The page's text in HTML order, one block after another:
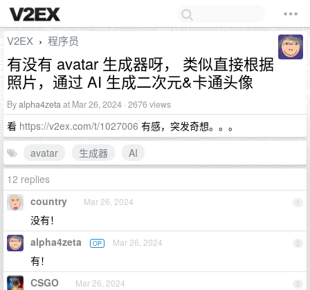
V2EX › 程序员
有没有 avatar 生成器呀， 类似直接根据
照片，通过 AI 生成二次元&卡通头像
Byalpha4zetaat Mar 26, 2024 · 2676 views
看 https://v2ex.com/t/1027006 有感，突发奇想。。。
avatar
生成器
AI
12 replies
1
country Mar 26, 2024
没有！
2
alpha4zeta OP Mar 26, 2024
有！
3
CSGO Mar 26, 2024